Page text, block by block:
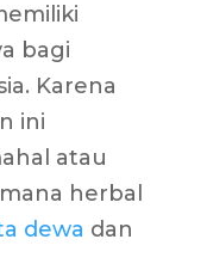
bagi
Karena
ini
atau
herbal
dewa dan